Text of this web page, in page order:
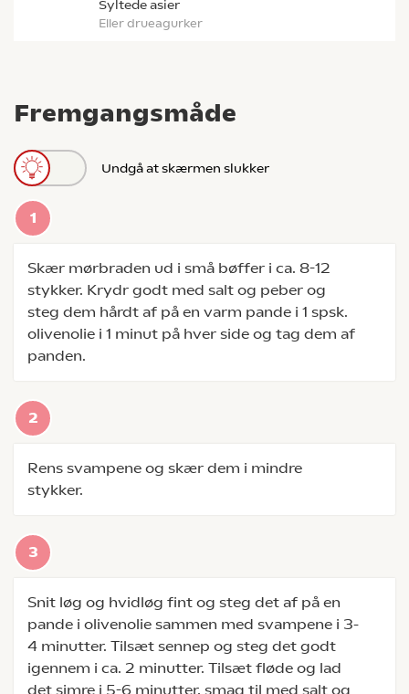
Fremgangsmåde
Undgå at skærmen slukker
Skær mørbraden ud i små bøffer i ca. 8-12
stykker. Krydr godt med salt og peber og
steg dem hårdt af på en varm pande i 1 spsk.
olivenolie i 1 minut på hver side og tag dem af
panden.
Rens svampene og skær dem i mindre
stykker.
Snit løg og hvidløg fint og steg det af på en
pande i olivenolie sammen med svampene i 3-
4 minutter. Tilsæt sennep og steg det godt
igennem i ca. 2 minutter. Tilsæt fløde og lad
det simre i 5-6 minutter, smag til med salt og
syltede asier
eller drueagurker